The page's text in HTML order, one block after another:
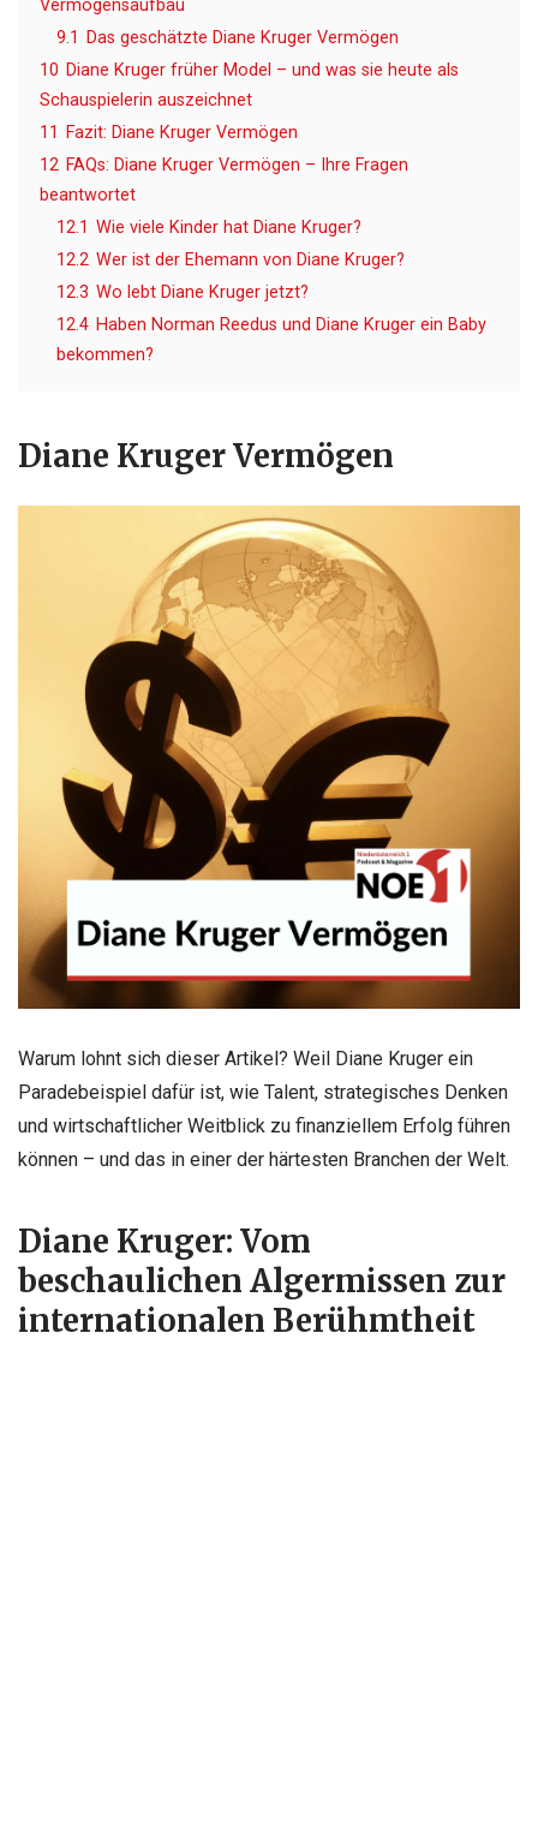
Vermögensaufbau
9.1
Das geschätzte Diane Kruger Vermögen
10 Diane Kruger früher Model – und was sie heute als
Schauspielerin auszeichnet
11
Fazit: Diane Kruger Vermögen
12 FAQs: Diane Kruger Vermögen – Ihre Fragen
beantwortet
12.1 Wie viele Kinder hat Diane Kruger?
12.2 Wer ist der Ehemann von Diane Kruger?
12.3 Wo lebt Diane Kruger jetzt?
12.4 Haben Norman Reedus und Diane Kruger ein Baby
bekommen?
Diane Kruger Vermögen
Warum lohnt sich dieser Artikel? Weil Diane Kruger ein
Paradebeispiel dafür ist, wie Talent, strategisches Denken
und wirtschaftlicher Weitblick zu finanziellem Erfolg führen
können – und das in einer der härtesten Branchen der Welt.
Diane Kruger: Vom
beschaulichen Algermissen zur
internationalen Berühmtheit